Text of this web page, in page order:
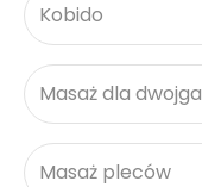
Kobido
Masaż dla dwojga
Masaż pleców